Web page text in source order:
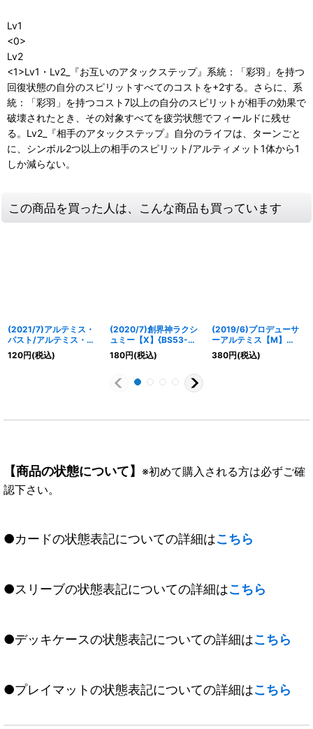
Lv1
<0>
Lv2
<1>Lv1・Lv2_『お互いのアタックステップ』系統：「彩羽」を持つ
回復状態の自分のスピリットすべてのコストを+2する。さらに、系
統：「彩羽」を持つコスト7以上の自分のスピリットが相手の効果で
破壊されたとき、その対象すべてを疲労状態でフィールドに残せ
る。Lv2_『相手のアタックステップ』自分のライフは、ターンごと
に、シンボル2つ以上の相手のスピリット/アルティメット1体から1
しか減らない。
この商品を買った人は、こんな商品も買っています
(2021/7)アルテミス・
パスト/アルテミス・フ
ューチャー【CP】
{BS55-TCP02a/BS55-
120円(税込)
(2020/7)創界神ラクシ
ュミー【X】{BS53-
X09}《青》
180円(税込)
(2019/6)プロデューサ
ーアルテミス【M】
{BSC35-036}《黄》
380円(税込)
【商品の状態について】 ※初めて購入される方は必ずご確
認下さい。
●カードの状態表記についての詳細はこちら
●スリーブの状態表記についての詳細はこちら
●デッキケースの状態表記についての詳細はこちら
●プレイマットの状態表記についての詳細はこちら